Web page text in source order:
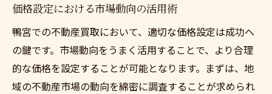
価格設定における市場動向の活用術
鴨宮での不動産買取において、適切な価格設定は成功へ
の鍵です。市場動向をうまく活用することで、より合理
的な価格を設定することが可能となります。まずは、地
域の不動産市場の動向を綿密に調査することが求められ